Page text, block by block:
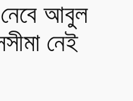
আবুল
নেই